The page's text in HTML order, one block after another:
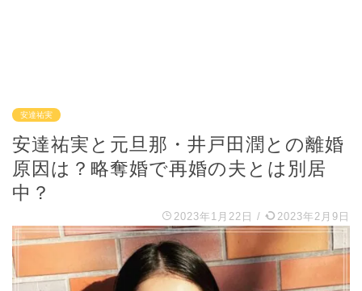
安達祐実
安達祐実と元旦那・井戸田潤との離婚
原因は？略奪婚で再婚の夫とは別居
中？
2023年1月22日 / 2023年2月9日